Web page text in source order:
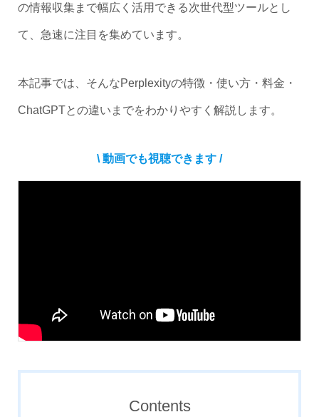
の情報収集まで幅広く活用できる次世代型ツールとし
て、急速に注目を集めています。
本記事では、そんなPerplexityの特徴・使い方・料金・
ChatGPTとの違いまでをわかりやすく解説します。
\ 動画でも視聴できます /
Contents